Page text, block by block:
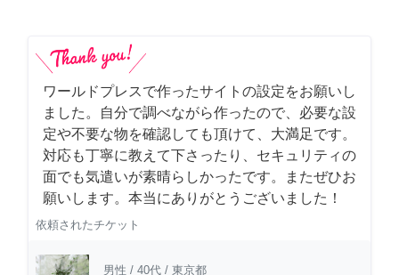
ワールドプレスで作ったサイトの設定をお願いし
ました。自分で調べながら作ったので、必要な設
定や不要な物を確認しても頂けて、大満足です。
対応も丁寧に教えて下さったり、セキュリティの
面でも気遣いが素晴らしかったです。またぜひお
願いします。本当にありがとうございました！
依頼されたチケット
男性 / 40代 / 東京都